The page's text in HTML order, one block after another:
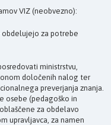
VIZ (neobvezno):
obdelujejo za potrebe
ministrstvu,
določenih nalog ter
preverjanja znanja.
osebe (pedagoško in
za obdelavo
upravljavca, za namen